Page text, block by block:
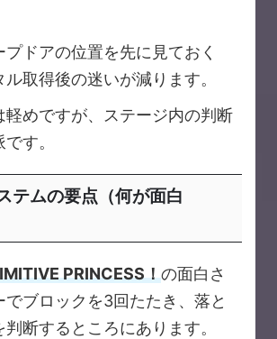
ドアの位置を先に見ておく
取得後の迷いが減ります。
軽めですが、ステージ内の判断
す。
テムの要点（何が面白
PRINCESS！の面白さ
でブロックを3回たたき、落と
断するところにあります。